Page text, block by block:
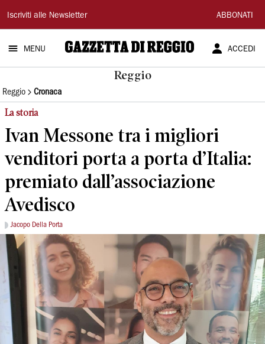
Gazzetta
di
Reggio
Iscriviti alle Newsletter ABBONATI
MENU ACCEDI
Reggio
Reggio Cronaca
La storia
Ivan Messone tra i migliori
venditori porta a porta d’Italia:
premiato dall’associazione
Avedisco
Jacopo Della Porta